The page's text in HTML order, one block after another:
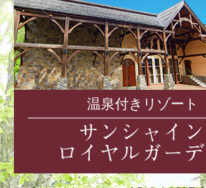
温泉付きリゾート